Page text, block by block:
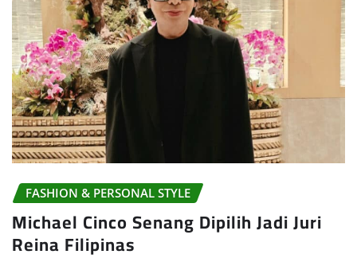
FASHION & PERSONAL STYLE
Michael Cinco Senang Dipilih Jadi Juri
Reina Filipinas